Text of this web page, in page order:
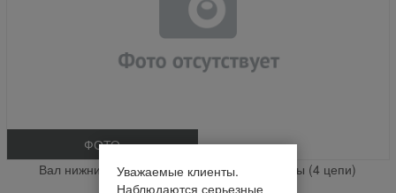
ФОТО
Вал нижний транспортера наклонной камеры (4 цепи)
(Lexion 480) ( Мел ) % (шт.)
Уважаемые клиенты.
Наблюдаются серьезные